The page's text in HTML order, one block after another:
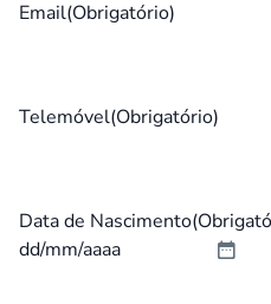
Email(Obrigatório)
Telemóvel(Obrigatório)
Data de Nascimento
DD